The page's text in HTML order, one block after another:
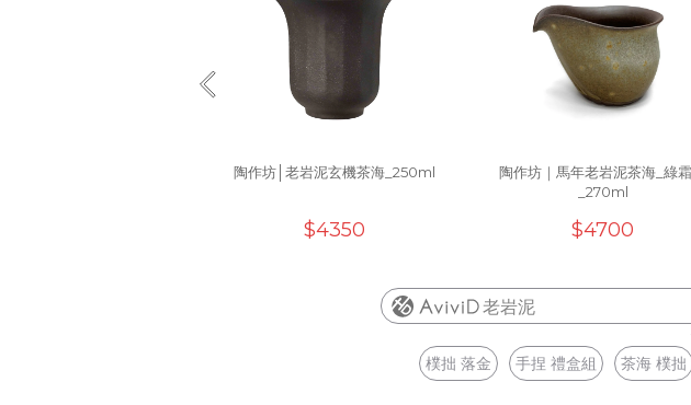
陶作坊│老岩泥玄機茶海_250ml
$4350
陶作坊｜馬年老岩泥茶海_綠
_270ml
$4700
老岩泥
樸拙 落金
手捏 禮盒組 茶海 樸拙